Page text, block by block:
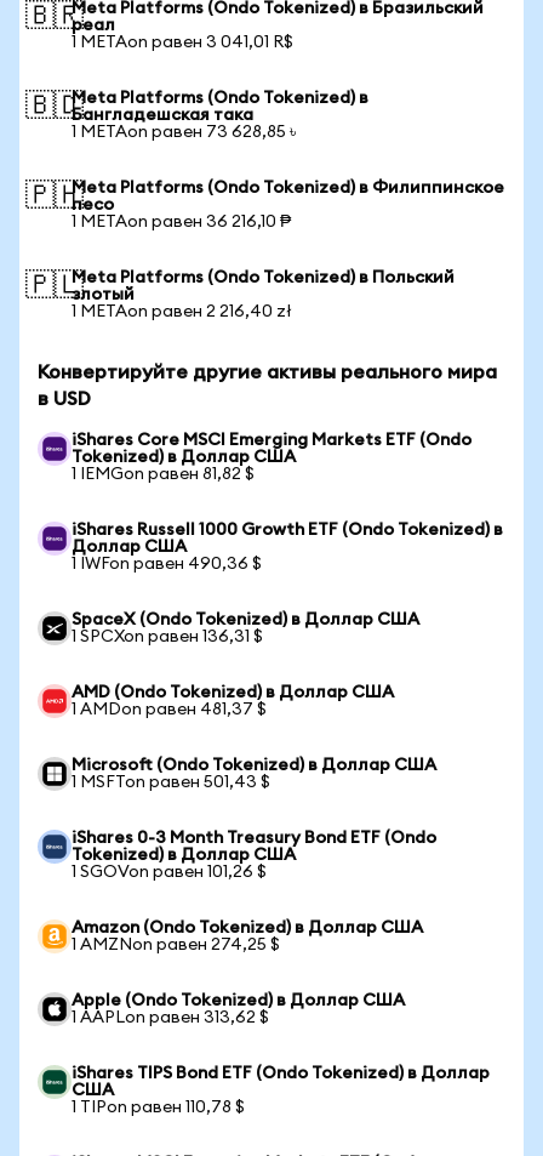
🇧🇷Meta Platforms (Ondo Tokenized) в Бразильский
реал
1 METAon равен 3 041,01 R$
🇧🇩Meta Platforms (Ondo Tokenized) в
Бангладешская така
1 METAon равен 73 628,85 ৳
🇵🇭Meta Platforms (Ondo Tokenized) в Филиппинское
песо
1 METAon равен 36 216,10 ₱
🇵🇱Meta Platforms (Ondo Tokenized) в Польский
злотый
1 METAon равен 2 216,40 zł
Конвертируйте другие активы реального мира
в USD
iShares Core MSCI Emerging Markets ETF (Ondo
Tokenized) в Доллар США
1 IEMGon равен 81,82 $
iShares Russell 1000 Growth ETF (Ondo Tokenized) в
Доллар США
1 IWFon равен 490,36 $
SpaceX (Ondo Tokenized) в Доллар США
1 SPCXon равен 136,31 $
AMD (Ondo Tokenized) в Доллар США
1 AMDon равен 481,37 $
Microsoft (Ondo Tokenized) в Доллар США
1 MSFTon равен 501,43 $
iShares 0-3 Month Treasury Bond ETF (Ondo
Tokenized) в Доллар США
1 SGOVon равен 101,26 $
Amazon (Ondo Tokenized) в Доллар США
1 AMZNon равен 274,25 $
Apple (Ondo Tokenized) в Доллар США
1 AAPLon равен 313,62 $
iShares TIPS Bond ETF (Ondo Tokenized) в Доллар
США
1 TIPon равен 110,78 $